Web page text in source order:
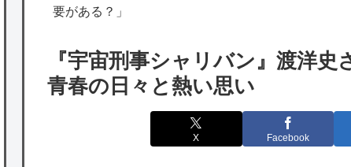
海外「勘弁して！」米国人が最も恐れる日本
韓国人「実は日本経済を支えて生かしている
のは韓国人である理由がこちら…」→「日本
も感謝してるらしい…（ﾌﾞﾙﾌﾞﾙ」＝韓国の反
要がある？」
『宇宙刑事シャリバン』渡洋
青春の日々と熱い思い
X Facebook